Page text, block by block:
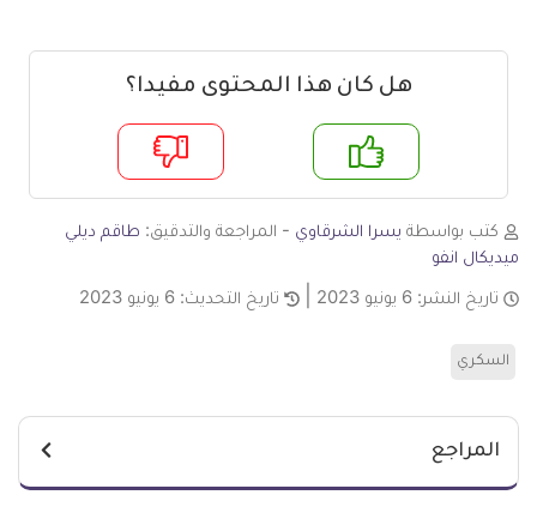
هل كان هذا المحتوى مفيدا؟
لا
كتب بواسطة يسرا الشرقاوي - المراجعة والتدقيق: طاقم ديلي
ميديكال انفو
تاريخ النشر: 6 يونيو 2023 تاريخ التحديث: 6 يونيو 2023
السكري
المراجع